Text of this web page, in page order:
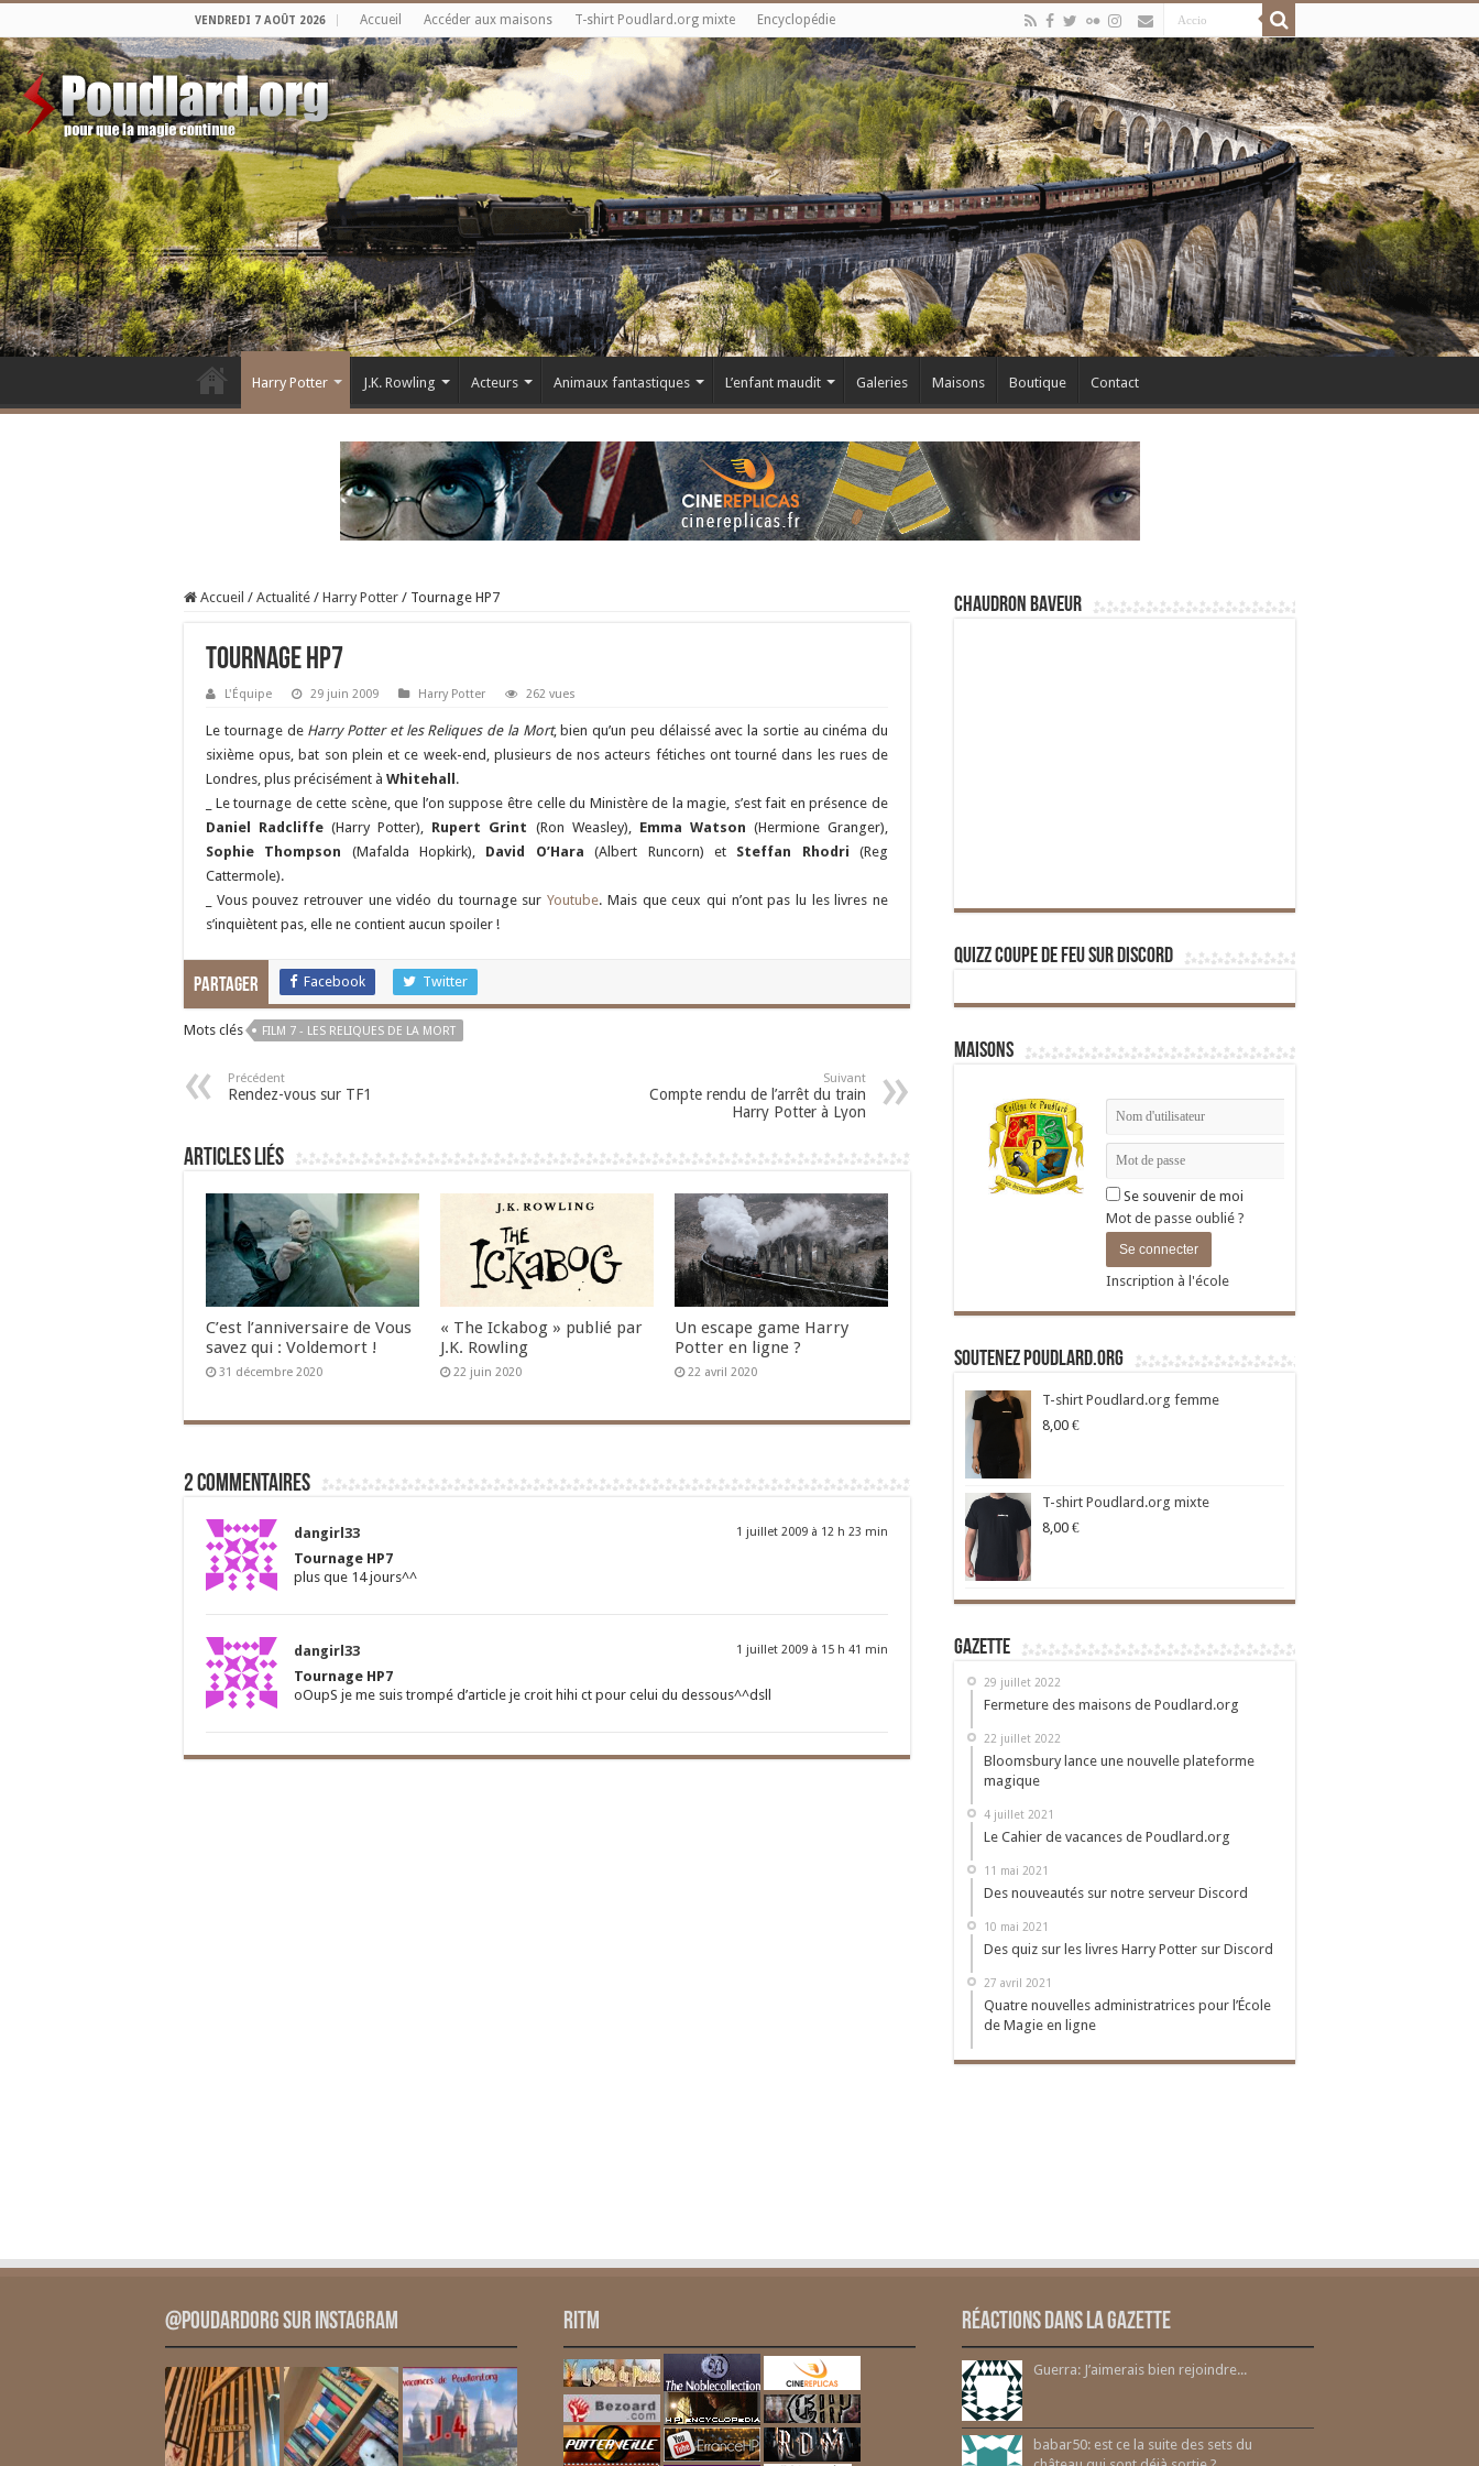
VENDREDI 7 AOÛT 2026 Accueil Accéder aux maisons T-shirt Poudlard.org mixte Encyclopédie
Harry Potter J.K. Rowling Acteurs Animaux fantastiques L’enfant maudit Galeries Maisons Boutique Contact
Accueil / Actualité / Harry Potter / Tournage HP7
Tournage HP7
L'Équipe 29 juin 2009 Harry Potter 262 vues
Le tournage de Harry Potter et les Reliques de la Mort, bien qu’un peu délaissé avec la sortie au cinéma du
sixième opus, bat son plein et ce week-end, plusieurs de nos acteurs fétiches ont tourné dans les rues de
Londres, plus précisément à Whitehall .
_ Le tournage de cette scène, que l’on suppose être celle du Ministère de la magie, s’est fait en présence de
Daniel Radcliffe (Harry Potter), Rupert Grint (Ron Weasley), Emma Watson (Hermione Granger),
Sophie Thompson (Mafalda Hopkirk), David O’Hara (Albert Runcorn) et Steffan Rhodri (Reg
Cattermole).
_ Vous pouvez retrouver une vidéo du tournage surYoutube. Mais que ceux qui n’ont pas lu les livres ne
s’inquiètent pas, elle ne contient aucun spoiler !
Partager Facebook Twitter
Mots clés FILM 7 - LES RELIQUES DE LA MORT
Précédent
Rendez-vous sur TF1
Suivant
Compte rendu de l’arrêt du train
Harry Potter à Lyon
Articles liés
C’est l’anniversaire de Vous
savez qui : Voldemort !
31 décembre 2020
« The Ickabog » publié par
J.K. Rowling
22 juin 2020
Un escape game Harry
Potter en ligne ?
22 avril 2020
2 commentaires
dangirl33 1 juillet 2009 à 12 h 23 min
Tournage HP7
plus que 14 jours^^
dangirl33 1 juillet 2009 à 15 h 41 min
Tournage HP7
oOupS je me suis trompé d’article je croit hihi ct pour celui du dessous^^dsll
Chaudron Baveur
Quizz Coupe de Feu sur Discord
Maisons
Se souvenir de moi
Mot de passe oublié ?
Inscription à l'école
Soutenez Poudlard.org
T-shirt Poudlard.org femme
8,00 €
T-shirt Poudlard.org mixte
8,00 €
Gazette
29 juillet 2022
Fermeture des maisons de Poudlard.org
22 juillet 2022
Bloomsbury lance une nouvelle plateforme
magique
4 juillet 2021
Le Cahier de vacances de Poudlard.org
11 mai 2021
Des nouveautés sur notre serveur Discord
10 mai 2021
Des quiz sur les livres Harry Potter sur Discord
27 avril 2021
Quatre nouvelles administratrices pour l’École
de Magie en ligne
@PoudardOrg sur Instagram RITM Réactions dans la gazette
Guerra: J’aimerais bien rejoindre...
babar50: est ce la suite des sets du